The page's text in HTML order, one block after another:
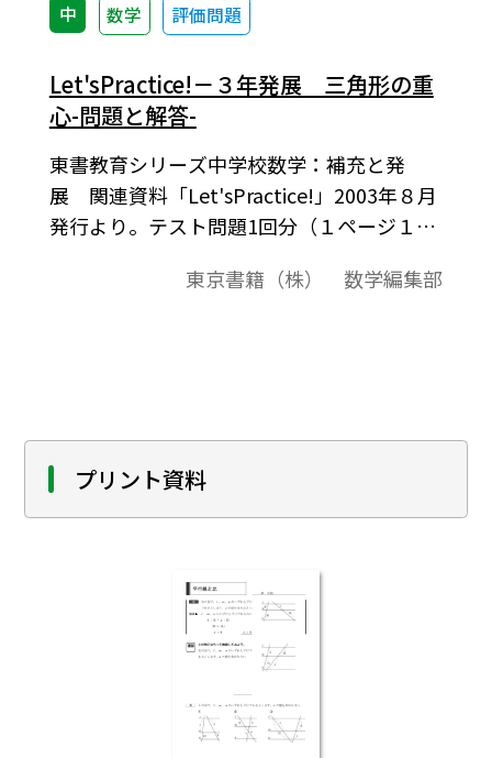
中 数学 評価問題
Let'sPractice!－３年発展 三角形の重
心-問題と解答-
東書教育シリーズ中学校数学：補充と発
展 関連資料「Let'sPractice!」2003年８月
発行より。テスト問題1回分（１ページ１テ
朝学習などの短時間の自学自習用に，ある
東京書籍（株） 数学編集部
プリント資料